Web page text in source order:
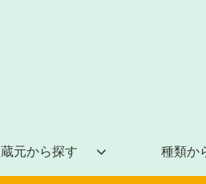
蔵元から探す 種類か